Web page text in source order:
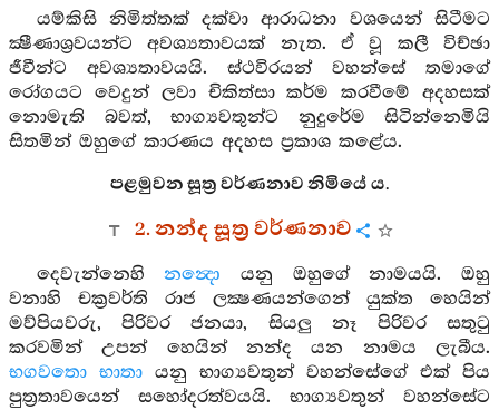
යම්කිසි නිමිත්තක් දක්වා ආරාධනා වශයෙන් සිටීමට
ක්‍ෂීණාශ්‍රවයන්ට අවශ්‍යතාවයක් නැත. ඒ වූ කලී විච්ඡා
ජීවීන්ට අවශ්‍යතාවයයි. ස්ථවිරයන් වහන්සේ තමාගේ
රෝගයට වෙදුන් ලවා චිකිත්සා කර්ම කරවීමේ අදහසක්
නොමැති බවත්, භාග්‍යවතුන්ට නුදුරේම සිටින්නෙමියි
සිතමින් ඔහුගේ කාරණය අදහස ප්‍රකාශ කළේය.
පළමුවන සූත්‍ර වර්ණනාව නිමියේ ය.
2. නන්ද සූත්‍ර වර්ණනාව
දෙවැන්නෙහිනන්‍දො යනු ඔහුගේ නාමයයි. ඔහු
වනාහි චක්‍රවර්ති රාජ ලක්‍ෂණයන්ගෙන් යුක්ත හෙයින්
මව්පියවරු, පිරිවර ජනයා, සියලු නෑ පිරිවර සතුටු
කරවමින් උපන් හෙයින් නන්ද යන නාමය ලැබීය.
භගවතො භාතා යනු භාග්‍යවතුන් වහන්සේගේ එක් පිය
පුත්‍රතාවයෙන් සහෝදරත්වයයි. භාග්‍යවතුන් වහන්සේට